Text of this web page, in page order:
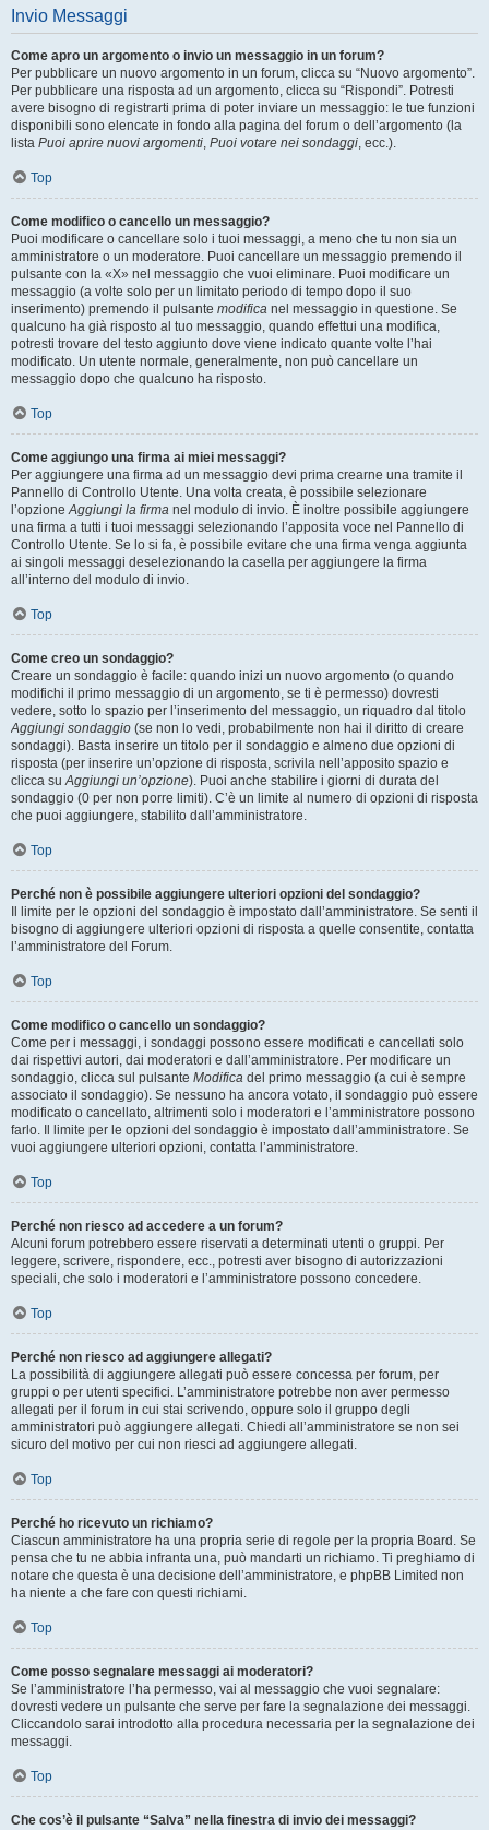
Invio Messaggi
Come apro un argomento o invio un messaggio in un forum?
Per pubblicare un nuovo argomento in un forum, clicca su “Nuovo argomento”.
Per pubblicare una risposta ad un argomento, clicca su “Rispondi”. Potresti
avere bisogno di registrarti prima di poter inviare un messaggio: le tue funzioni
disponibili sono elencate in fondo alla pagina del forum o dell’argomento (la
lista Puoi aprire nuovi argomenti, Puoi votare nei sondaggi, ecc.).
Top
Come modifico o cancello un messaggio?
Puoi modificare o cancellare solo i tuoi messaggi, a meno che tu non sia un
amministratore o un moderatore. Puoi cancellare un messaggio premendo il
pulsante con la «X» nel messaggio che vuoi eliminare. Puoi modificare un
messaggio (a volte solo per un limitato periodo di tempo dopo il suo
inserimento) premendo il pulsante modifica nel messaggio in questione. Se
qualcuno ha già risposto al tuo messaggio, quando effettui una modifica,
potresti trovare del testo aggiunto dove viene indicato quante volte l’hai
modificato. Un utente normale, generalmente, non può cancellare un
messaggio dopo che qualcuno ha risposto.
Top
Come aggiungo una firma ai miei messaggi?
Per aggiungere una firma ad un messaggio devi prima crearne una tramite il
Pannello di Controllo Utente. Una volta creata, è possibile selezionare
l’opzioneAggiungi la firma nel modulo di invio. È inoltre possibile aggiungere
una firma a tutti i tuoi messaggi selezionando l’apposita voce nel Pannello di
Controllo Utente. Se lo si fa, è possibile evitare che una firma venga aggiunta
ai singoli messaggi deselezionando la casella per aggiungere la firma
all’interno del modulo di invio.
Top
Come creo un sondaggio?
Creare un sondaggio è facile: quando inizi un nuovo argomento (o quando
modifichi il primo messaggio di un argomento, se ti è permesso) dovresti
vedere, sotto lo spazio per l’inserimento del messaggio, un riquadro dal titolo
Aggiungi sondaggio (se non lo vedi, probabilmente non hai il diritto di creare
sondaggi). Basta inserire un titolo per il sondaggio e almeno due opzioni di
risposta (per inserire un’opzione di risposta, scrivila nell’apposito spazio e
clicca suAggiungi un’opzione). Puoi anche stabilire i giorni di durata del
sondaggio (0 per non porre limiti). C’è un limite al numero di opzioni di risposta
che puoi aggiungere, stabilito dall’amministratore.
Top
Perché non è possibile aggiungere ulteriori opzioni del sondaggio?
Il limite per le opzioni del sondaggio è impostato dall’amministratore. Se senti il
bisogno di aggiungere ulteriori opzioni di risposta a quelle consentite, contatta
l’amministratore del Forum.
Top
Come modifico o cancello un sondaggio?
Come per i messaggi, i sondaggi possono essere modificati e cancellati solo
dai rispettivi autori, dai moderatori e dall’amministratore. Per modificare un
sondaggio, clicca sul pulsante Modifica del primo messaggio (a cui è sempre
associato il sondaggio). Se nessuno ha ancora votato, il sondaggio può essere
modificato o cancellato, altrimenti solo i moderatori e l’amministratore possono
farlo. Il limite per le opzioni del sondaggio è impostato dall’amministratore. Se
vuoi aggiungere ulteriori opzioni, contatta l’amministratore.
Top
Perché non riesco ad accedere a un forum?
Alcuni forum potrebbero essere riservati a determinati utenti o gruppi. Per
leggere, scrivere, rispondere, ecc., potresti aver bisogno di autorizzazioni
speciali, che solo i moderatori e l’amministratore possono concedere.
Top
Perché non riesco ad aggiungere allegati?
La possibilità di aggiungere allegati può essere concessa per forum, per
gruppi o per utenti specifici. L’amministratore potrebbe non aver permesso
allegati per il forum in cui stai scrivendo, oppure solo il gruppo degli
amministratori può aggiungere allegati. Chiedi all’amministratore se non sei
sicuro del motivo per cui non riesci ad aggiungere allegati.
Top
Perché ho ricevuto un richiamo?
Ciascun amministratore ha una propria serie di regole per la propria Board. Se
pensa che tu ne abbia infranta una, può mandarti un richiamo. Ti preghiamo di
notare che questa è una decisione dell’amministratore, e phpBB Limited non
ha niente a che fare con questi richiami.
Top
Come posso segnalare messaggi ai moderatori?
Se l’amministratore l’ha permesso, vai al messaggio che vuoi segnalare:
dovresti vedere un pulsante che serve per fare la segnalazione dei messaggi.
Cliccandolo sarai introdotto alla procedura necessaria per la segnalazione dei
messaggi.
Top
Che cos’è il pulsante “Salva” nella finestra di invio dei messaggi?